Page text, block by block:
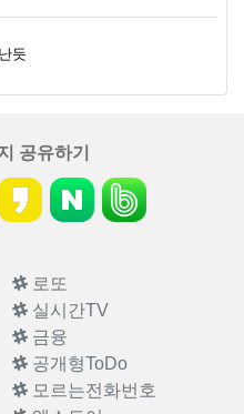
듯
공유하기
로또
실시간TV
금융
공개형ToDo
모르는전화번호